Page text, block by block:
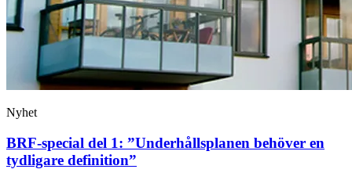
Nyhet
BRF-special del 1: ”Underhållsplanen behöver en
tydligare definition”